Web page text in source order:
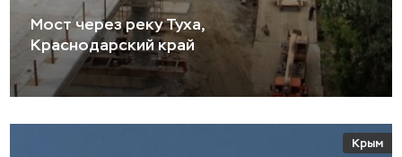
Мост через реку Туха,
Краснодарский край
Крым